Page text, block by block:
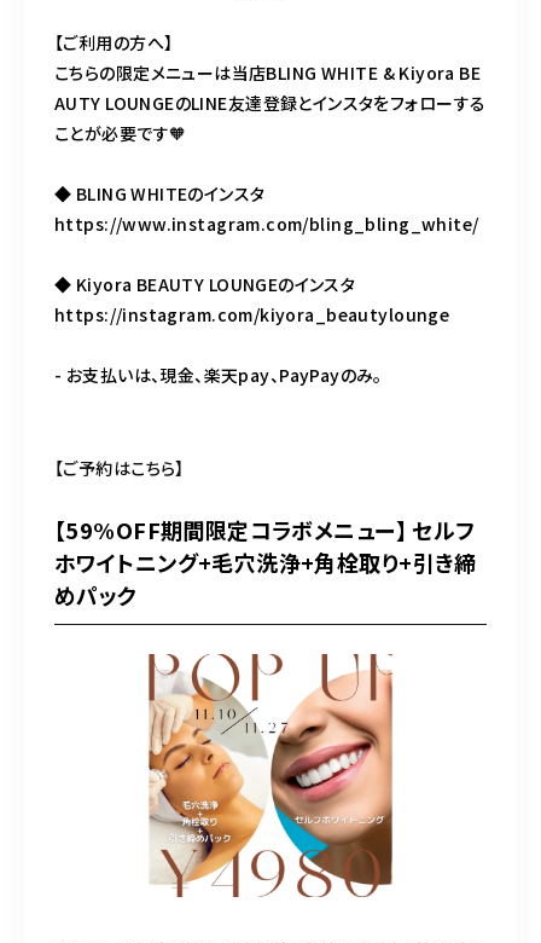
【ご利用の方へ】
こちらの限定メニューは当店BLING WHITE & Kiyora BE
AUTY LOUNGEのLINE友達登録とインスタをフォローする
ことが必要です🧡
◆ BLING WHITEのインスタ
https://www.instagram.com/bling_bling_white/
◆ Kiyora BEAUTY LOUNGEのインスタ
https://instagram.com/kiyora_beautylounge
- お支払いは、現金、楽天pay、PayPayのみ。
【ご予約はこちら】
【59%OFF期間限定コラボメニュー】 セルフ
ホワイトニング+毛穴洗浄+角栓取り+引き締
めパック